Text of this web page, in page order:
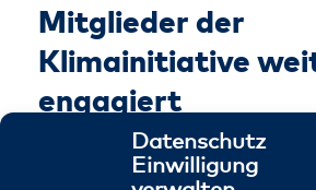
Datenschutz
Einwilligung
Mitglieder der
Klimainitiative
engagiert